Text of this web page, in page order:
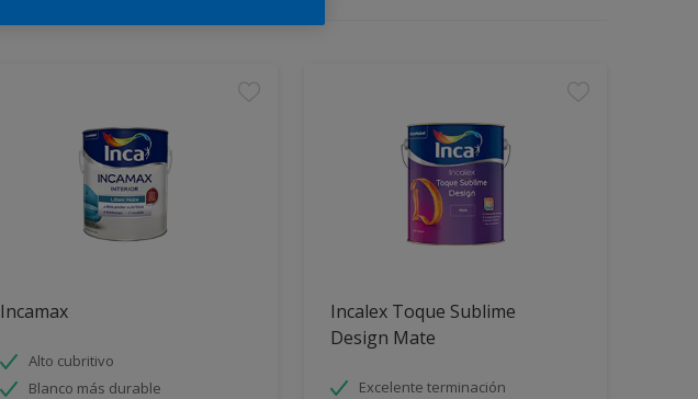
Incamax
Alto cubritivo
Blanco más durable
Incalex Toque Sublime
Design Mate
Excelente terminación